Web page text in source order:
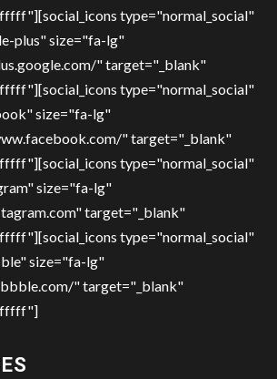
type="normal_social"
plus" size="fa-lg"
" target="_blank"
type="normal_social"
size="fa-lg"
" target="_blank"
type="normal_social"
size="fa-lg"
target="_blank"
type="normal_social"
size="fa-lg"
" target="_blank"